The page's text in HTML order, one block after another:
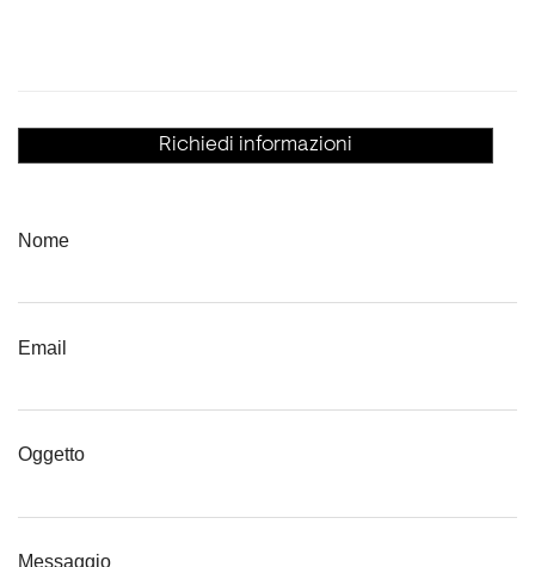
Richiedi informazioni
Nome
Email
Oggetto
Messaggio